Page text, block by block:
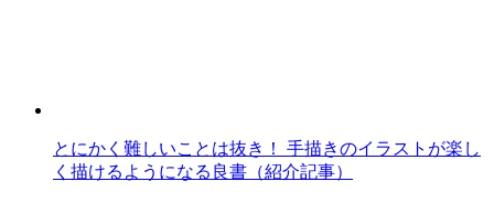
とにかく難しいことは抜き！ 手描きのイラストが楽し
く描けるようになる良書（紹介記事）